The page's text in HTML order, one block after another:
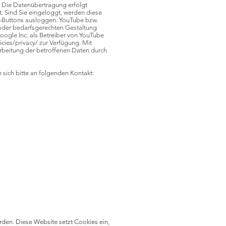
Die Datenübertragung erfolgt
Sind Sie eingeloggt, werden diese
ausloggen. YouTube bzw.
bedarfsgerechten Gestaltung
Inc. als Betreiber von YouTube
privacy/ zur Verfügung. Mit
der betroffenen Daten durch
sich bitte an folgenden Kontakt:
Diese Website setzt Cookies ein,